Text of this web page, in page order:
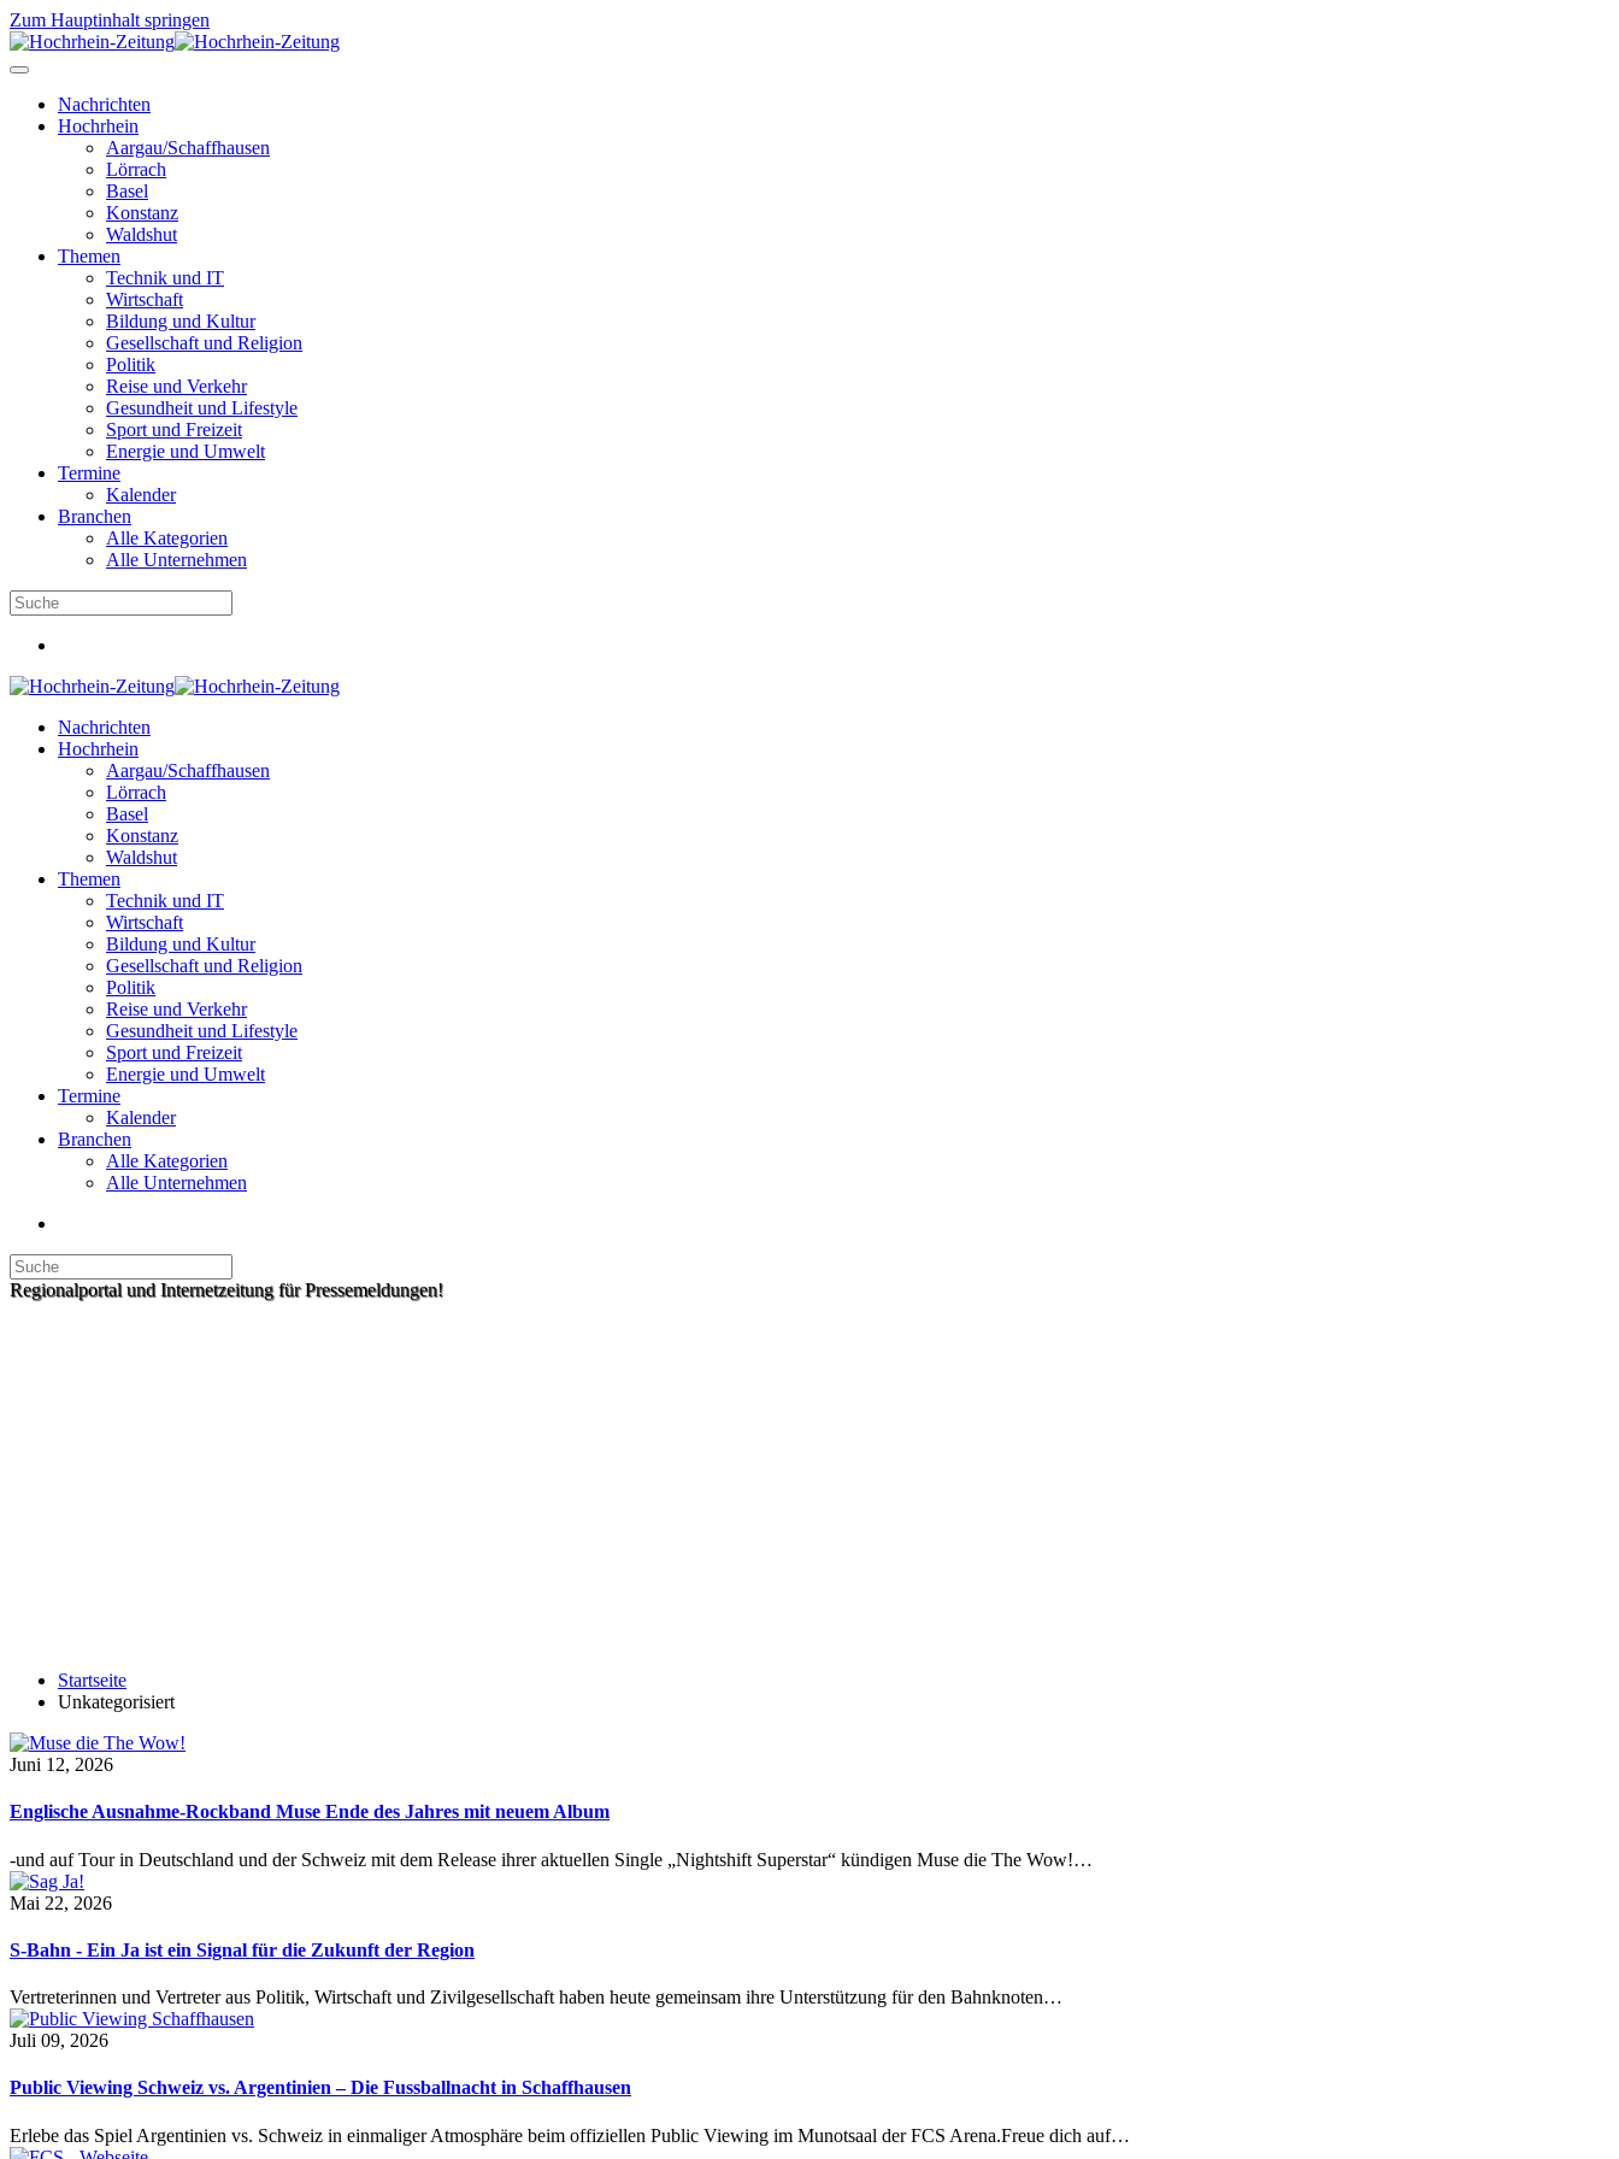
Zum Hauptinhalt springen
Nachrichten
Hochrhein
Aargau/Schaffhausen
Lörrach
Basel
Konstanz
Waldshut
Themen
Technik und IT
Wirtschaft
Bildung und Kultur
Gesellschaft und Religion
Politik
Reise und Verkehr
Gesundheit und Lifestyle
Sport und Freizeit
Energie und Umwelt
Termine
Kalender
Branchen
Alle Kategorien
Alle Unternehmen
Nachrichten
Hochrhein
Aargau/Schaffhausen
Lörrach
Basel
Konstanz
Waldshut
Themen
Technik und IT
Wirtschaft
Bildung und Kultur
Gesellschaft und Religion
Politik
Reise und Verkehr
Gesundheit und Lifestyle
Sport und Freizeit
Energie und Umwelt
Termine
Kalender
Branchen
Alle Kategorien
Alle Unternehmen
Regionalportal und Internetzeitung für Pressemeldungen!
Startseite
Unkategorisiert
Juni 12, 2026
Englische Ausnahme-Rockband Muse Ende des Jahres mit neuem Album
-und auf Tour in Deutschland und der Schweiz mit dem Release ihrer aktuellen Single „Nightshift Superstar“ kündigen Muse die The Wow!…
Mai 22, 2026
S-Bahn - Ein Ja ist ein Signal für die Zukunft der Region
Vertreterinnen und Vertreter aus Politik, Wirtschaft und Zivilgesellschaft haben heute gemeinsam ihre Unterstützung für den Bahnknoten…
Juli 09, 2026
Public Viewing Schweiz vs. Argentinien – Die Fussballnacht in Schaffhausen
Erlebe das Spiel Argentinien vs. Schweiz in einmaliger Atmosphäre beim offiziellen Public Viewing im Munotsaal der FCS Arena.Freue dich auf…